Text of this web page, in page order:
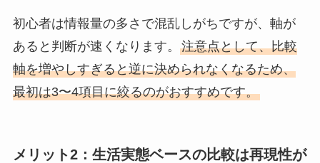
初心者は情報量の多さで混乱しがちですが、軸が
あると判断が速くなります。 注意点として、比較
軸を増やしすぎると逆に決められなくなるため、
最初は3〜4項目に絞るのがおすすめです。
メリット2：生活実態ベースの比較は再現性が